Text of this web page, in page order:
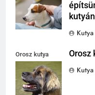
Orosz kutya
Orosz